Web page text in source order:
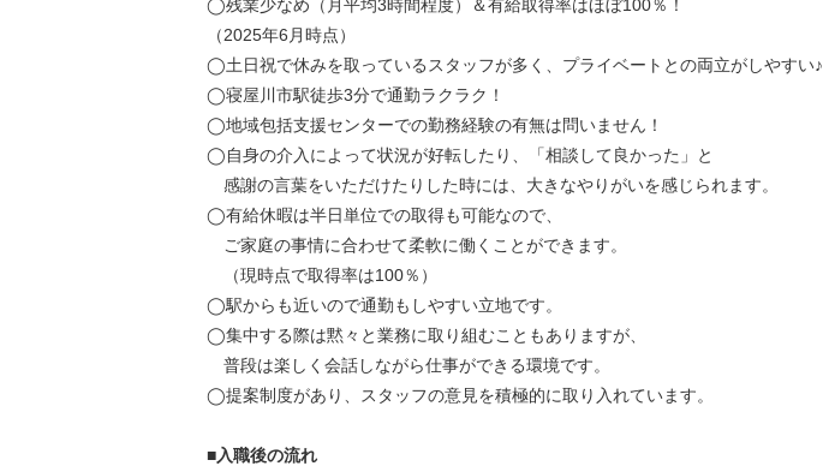
◯残業少なめ（月平均3時間程度）＆有給取得率はほぼ100％！
（2025年6月時点）
◯土日祝で休みを取っているスタッフが多く、プライベートとの両立がしやすい♪
◯寝屋川市駅徒歩3分で通勤ラクラク！
◯地域包括支援センターでの勤務経験の有無は問いません！
◯自身の介入によって状況が好転したり、「相談して良かった」と
感謝の言葉をいただけたりした時には、大きなやりがいを感じられます。
◯有給休暇は半日単位での取得も可能なので、
ご家庭の事情に合わせて柔軟に働くことができます。
（現時点で取得率は100％）
◯駅からも近いので通勤もしやすい立地です。
◯集中する際は黙々と業務に取り組むこともありますが、
普段は楽しく会話しながら仕事ができる環境です。
◯提案制度があり、スタッフの意見を積極的に取り入れています。
■入職後の流れ